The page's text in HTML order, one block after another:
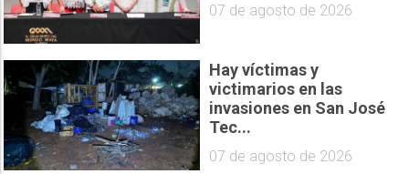
07 de agosto de 2026
Hay víctimas y
victimarios en las
invasiones en San José
Tec...
07 de agosto de 2026